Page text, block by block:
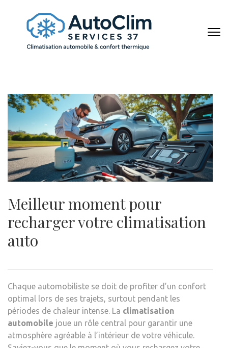
contenu
(Pressez
Meilleur moment pour
recharger votre climatisation
auto
Chaque automobiliste se doit de profiter d’un confort
optimal lors de ses trajets, surtout pendant les
périodes de chaleur intense. La climatisation
automobile joue un rôle central pour garantir une
atmosphère agréable à l’intérieur de votre véhicule.